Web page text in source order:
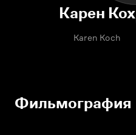
Карен Кох
Karen Koch
Фильмография